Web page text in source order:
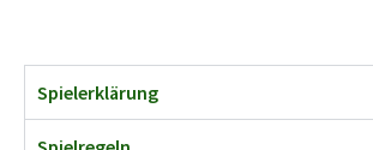
Spielerklärung